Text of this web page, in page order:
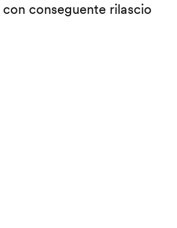
conseguente rilascio